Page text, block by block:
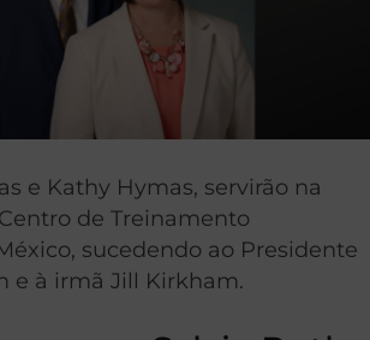
e Kathy Hymas, servirão na
de Treinamento
sucedendo ao Presidente
e à irmã Jill Kirkham.